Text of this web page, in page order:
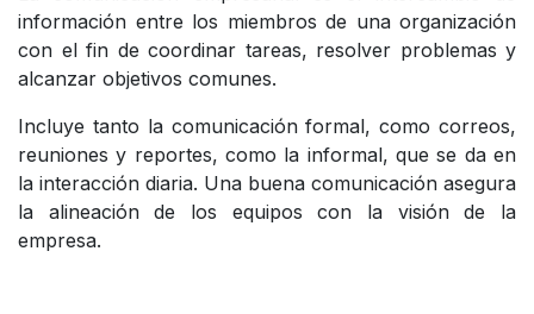
información entre los miembros de una organización
con el fin de coordinar tareas, resolver problemas y
alcanzar objetivos comunes.
Incluye tanto la comunicación formal, como correos,
reuniones y reportes, como la informal, que se da en
la interacción diaria. Una buena comunicación asegura
la alineación de los equipos con la visión de la
empresa.